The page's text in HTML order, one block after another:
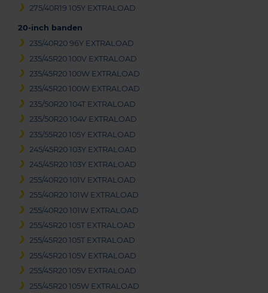
275/40R19 105Y EXTRALOAD
20-inch banden
235/40R20 96Y EXTRALOAD
235/45R20 100V EXTRALOAD
235/45R20 100W EXTRALOAD
235/45R20 100W EXTRALOAD
235/50R20 104T EXTRALOAD
235/50R20 104V EXTRALOAD
235/55R20 105Y EXTRALOAD
245/45R20 103Y EXTRALOAD
245/45R20 103Y EXTRALOAD
255/40R20 101V EXTRALOAD
255/40R20 101W EXTRALOAD
255/40R20 101W EXTRALOAD
255/45R20 105T EXTRALOAD
255/45R20 105T EXTRALOAD
255/45R20 105V EXTRALOAD
255/45R20 105V EXTRALOAD
255/45R20 105W EXTRALOAD